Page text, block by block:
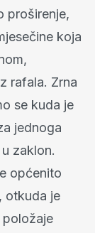
proširenje,
koja
rafala. Zrna
se kuda je
jednoga
zaklon.
općenito
otkuda je
položaje